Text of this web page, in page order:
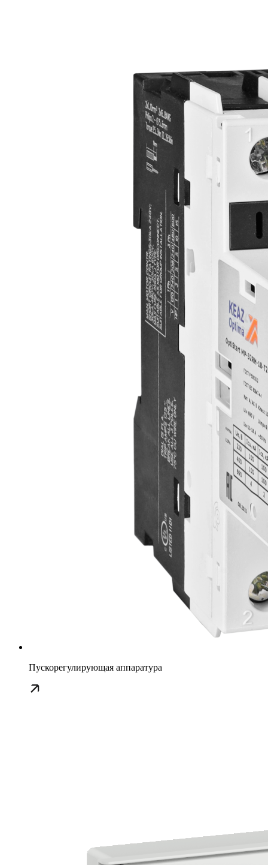
Пускорегулирующая аппаратура